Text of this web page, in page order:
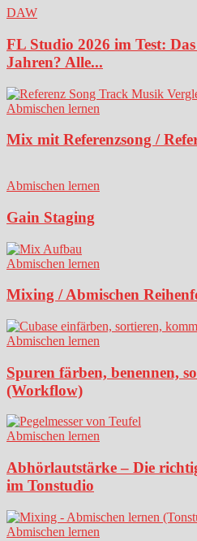
DAW
FL Studio 2026 im Test:
Jahren? Alle...
Abmischen lernen
Mix mit Referenzsong /
Abmischen lernen
Gain Staging
Abmischen lernen
Mixing / Abmischen
Abmischen lernen
Spuren färben, benennen,
(Workflow)
Abmischen lernen
Abhörlautstärke – Die
im Tonstudio
Abmischen lernen